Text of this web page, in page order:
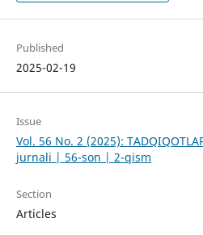
Published
2025-02-19
Issue
Vol. 56 No. 2 (2025):
jurnali | 56-son | 2-qism
Section
Articles